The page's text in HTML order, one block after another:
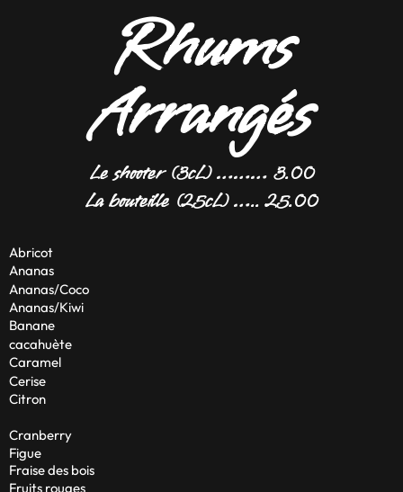
Rhums
Arrangés
Le shooter (3cL) ……… 3.00
La bouteille (25cL) ….. 25.00
Abricot
Ananas
Ananas/Coco
Ananas/Kiwi
Banane
cacahuète
Caramel
Cerise
Citron
Cranberry
Figue
Fraise des bois
Fruits rouges